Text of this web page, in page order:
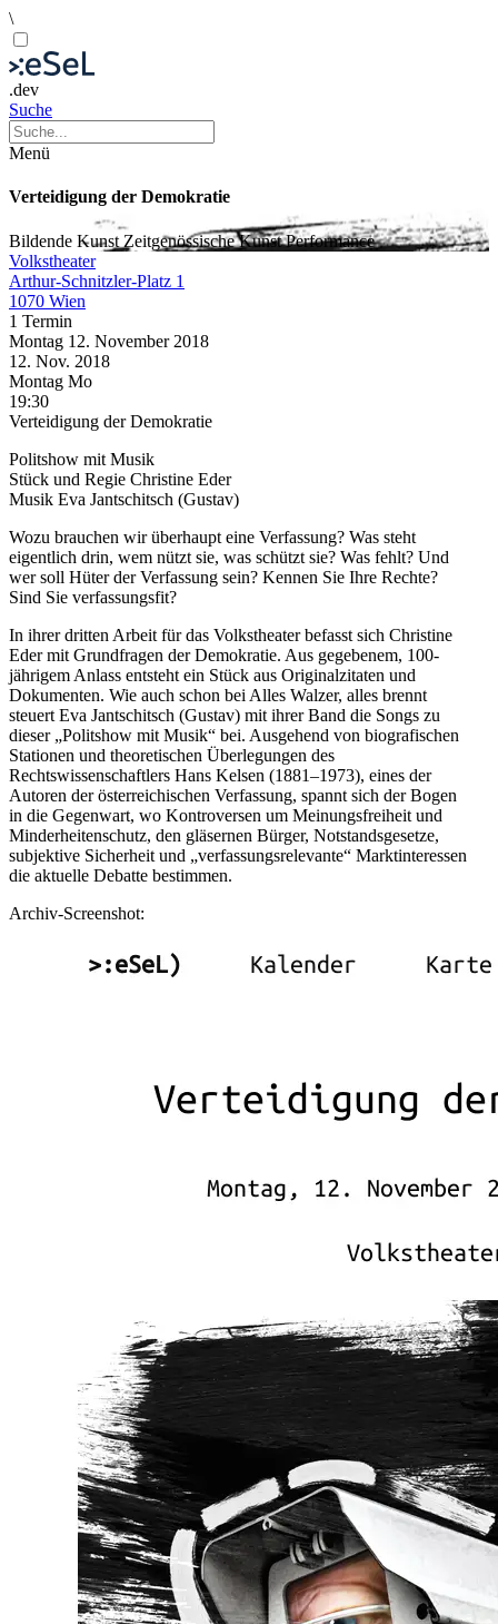
\
.dev
Suche
Menü
Verteidigung der Demokratie
Bildende Kunst Zeitgenössische KunstPerformance
Volkstheater
Arthur-Schnitzler-Platz 1
1070 Wien
1 Termin
Montag 12. November 2018
12. Nov. 2018
Montag Mo
19:30
Verteidigung der Demokratie
Politshow mit Musik
Stück und Regie Christine Eder
Musik Eva Jantschitsch (Gustav)
Wozu brauchen wir überhaupt eine Verfassung? Was steht
eigentlich drin, wem nützt sie, was schützt sie? Was fehlt? Und
wer soll Hüter der Verfassung sein? Kennen Sie Ihre Rechte?
Sind Sie verfassungsfit?
In ihrer dritten Arbeit für das Volkstheater befasst sich Christine
Eder mit Grundfragen der Demokratie. Aus gegebenem, 100-
jährigem Anlass entsteht ein Stück aus Originalzitaten und
Dokumenten. Wie auch schon bei Alles Walzer, alles brennt
steuert Eva Jantschitsch (Gustav) mit ihrer Band die Songs zu
dieser „Politshow mit Musik“ bei. Ausgehend von biografischen
Stationen und theoretischen Überlegungen des
Rechtswissenschaftlers Hans Kelsen (1881–1973), eines der
Autoren der österreichischen Verfassung, spannt sich der Bogen
in die Gegenwart, wo Kontroversen um Meinungsfreiheit und
Minderheitenschutz, den gläsernen Bürger, Notstandsgesetze,
subjektive Sicherheit und „verfassungsrelevante“ Marktinteressen
die aktuelle Debatte bestimmen.
Archiv-Screenshot: